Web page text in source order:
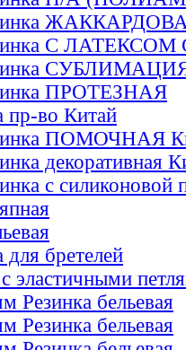
С ЛАТЕКСОМ
ПРОТЕЗНАЯ
пр-во Китай
ПОМОЧНАЯ
декоративная
с силиконовой
для бретелей
эластичными
Резинка бельевая
Резинка бельевая